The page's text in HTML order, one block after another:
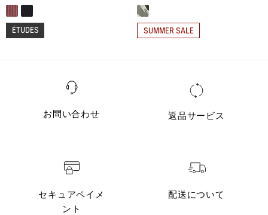
ÉTUDES SUMMER SALE
お問い合わせ 返品サービス
セキュアペイメ
ント
配送について